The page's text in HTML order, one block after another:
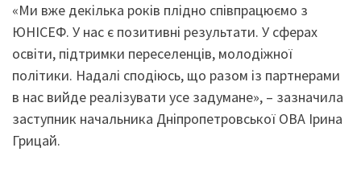
«Ми вже декілька років плідно співпрацюємо з
ЮНІСЕФ. У нас є позитивні результати. У сферах
освіти, підтримки переселенців, молодіжної
політики. Надалі сподіюсь, що разом із партнерами
в нас вийде реалізувати усе задумане», – зазначила
заступник начальника Дніпропетровської ОВА Ірина
Грицай.